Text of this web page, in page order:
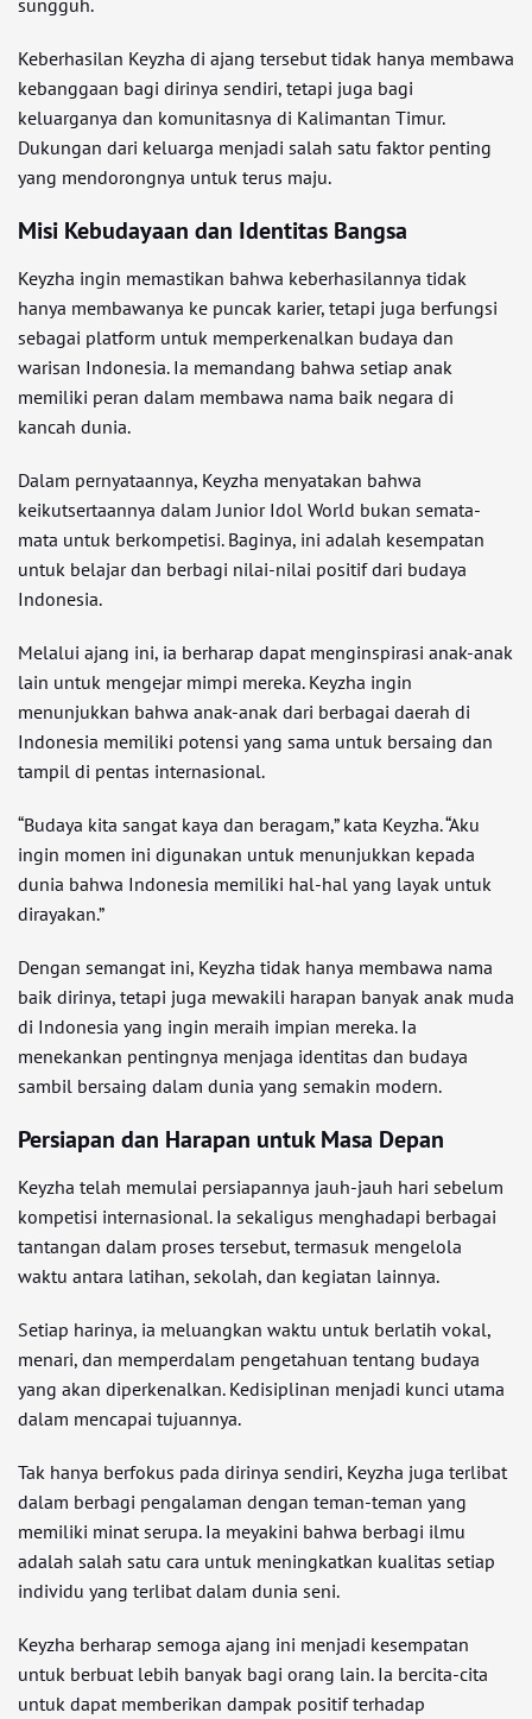
sungguh.
Keberhasilan Keyzha di ajang tersebut tidak hanya membawa
kebanggaan bagi dirinya sendiri, tetapi juga bagi
keluarganya dan komunitasnya di Kalimantan Timur.
Dukungan dari keluarga menjadi salah satu faktor penting
yang mendorongnya untuk terus maju.
Misi Kebudayaan dan Identitas Bangsa
Keyzha ingin memastikan bahwa keberhasilannya tidak
hanya membawanya ke puncak karier, tetapi juga berfungsi
sebagai platform untuk memperkenalkan budaya dan
warisan Indonesia. Ia memandang bahwa setiap anak
memiliki peran dalam membawa nama baik negara di
kancah dunia.
Dalam pernyataannya, Keyzha menyatakan bahwa
keikutsertaannya dalam Junior Idol World bukan semata-
mata untuk berkompetisi. Baginya, ini adalah kesempatan
untuk belajar dan berbagi nilai-nilai positif dari budaya
Indonesia.
Melalui ajang ini, ia berharap dapat menginspirasi anak-anak
lain untuk mengejar mimpi mereka. Keyzha ingin
menunjukkan bahwa anak-anak dari berbagai daerah di
Indonesia memiliki potensi yang sama untuk bersaing dan
tampil di pentas internasional.
“Budaya kita sangat kaya dan beragam,” kata Keyzha. “Aku
ingin momen ini digunakan untuk menunjukkan kepada
dunia bahwa Indonesia memiliki hal-hal yang layak untuk
dirayakan.”
Dengan semangat ini, Keyzha tidak hanya membawa nama
baik dirinya, tetapi juga mewakili harapan banyak anak muda
di Indonesia yang ingin meraih impian mereka. Ia
menekankan pentingnya menjaga identitas dan budaya
sambil bersaing dalam dunia yang semakin modern.
Persiapan dan Harapan untuk Masa Depan
Keyzha telah memulai persiapannya jauh-jauh hari sebelum
kompetisi internasional. Ia sekaligus menghadapi berbagai
tantangan dalam proses tersebut, termasuk mengelola
waktu antara latihan, sekolah, dan kegiatan lainnya.
Setiap harinya, ia meluangkan waktu untuk berlatih vokal,
menari, dan memperdalam pengetahuan tentang budaya
yang akan diperkenalkan. Kedisiplinan menjadi kunci utama
dalam mencapai tujuannya.
Tak hanya berfokus pada dirinya sendiri, Keyzha juga terlibat
dalam berbagi pengalaman dengan teman-teman yang
memiliki minat serupa. Ia meyakini bahwa berbagi ilmu
adalah salah satu cara untuk meningkatkan kualitas setiap
individu yang terlibat dalam dunia seni.
Keyzha berharap semoga ajang ini menjadi kesempatan
untuk berbuat lebih banyak bagi orang lain. Ia bercita-cita
untuk dapat memberikan dampak positif terhadap